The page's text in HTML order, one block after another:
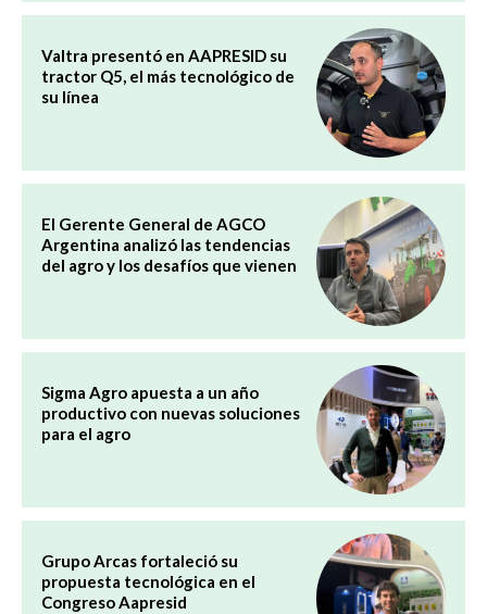
Valtra presentó en AAPRESID su
tractor Q5, el más tecnológico de
su línea
El Gerente General de AGCO
Argentina analizó las tendencias
del agro y los desafíos que vienen
Sigma Agro apuesta a un año
productivo con nuevas soluciones
para el agro
Grupo Arcas fortaleció su
propuesta tecnológica en el
Congreso Aapresid